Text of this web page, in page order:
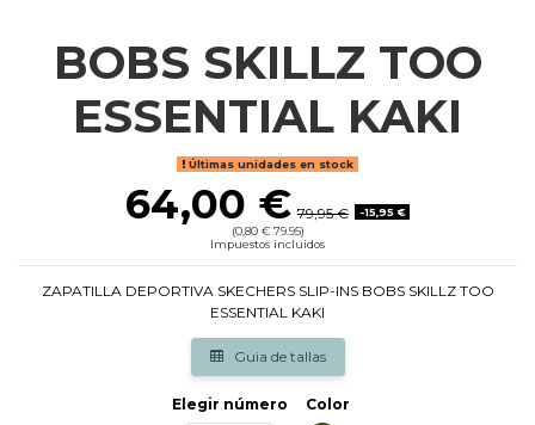
BOBS SKILLZ TOO
ESSENTIAL KAKI
Últimas unidades en stock
64,00 € 79,95 €
-15,95 €
(0,80 € 79.95)
Impuestos incluidos
ZAPATILLA DEPORTIVA SKECHERS SLIP-INS BOBS SKILLZ TOO
ESSENTIAL KAKI
Guia de tallas
Elegir número
Color